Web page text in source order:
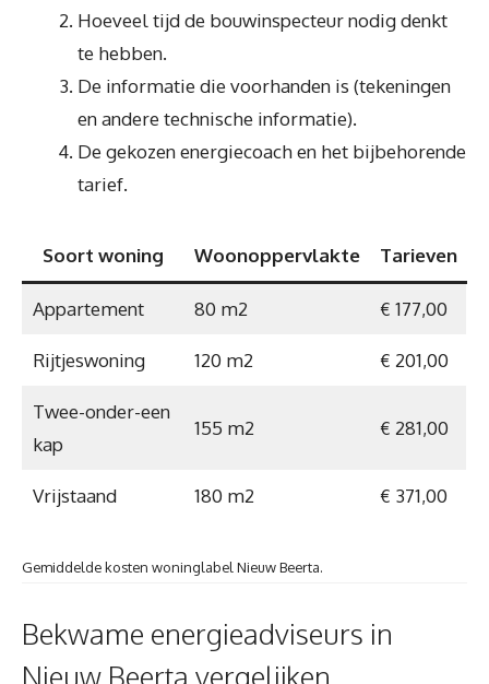
Hoeveel tijd de bouwinspecteur nodig denkt
te hebben.
De informatie die voorhanden is (tekeningen
en andere technische informatie).
De gekozen energiecoach en het bijbehorende
tarief.
Soort woning Woonoppervlakte Tarieven
Appartement 80 m2 € 177,00
Rijtjeswoning 120 m2 € 201,00
Twee-onder-een
kap
155 m2 € 281,00
Vrijstaand 180 m2 € 371,00
Gemiddelde kosten woninglabel Nieuw Beerta.
Bekwame energieadviseurs in
Nieuw Beerta vergelijken